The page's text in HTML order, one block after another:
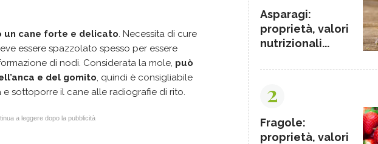
un cane forte e delicato. Necessita di cure
essere spazzolato spesso per essere
di nodi. Considerata la mole, può
e del gomito, quindi è consigliabile
sottoporre il cane alle radiografie di rito.
a leggere dopo la pubblicità
Asparagi:
proprietà, valori
nutrizionali...
2
Fragole:
proprietà, valori